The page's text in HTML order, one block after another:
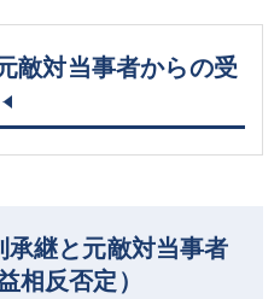
敵対当事者からの受
継と元敵対当事者
相反否定）